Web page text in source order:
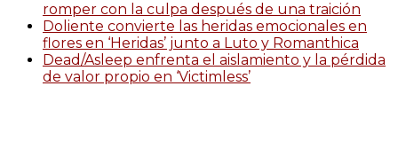
romper con la culpa después de una traición
Doliente convierte las heridas emocionales en
flores en ‘Heridas’ junto a Luto y Romanthica
Dead/Asleep enfrenta el aislamiento y la pérdida
de valor propio en ‘Victimless’